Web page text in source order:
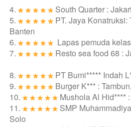
4.
South Quarter :
5.
PT. Jaya
Banten
6.
Lapas pemuda
7.
Resto sea food 68 :
8.
PT Bumi***** Indah
9.
Burger K*** :
10.
Mushola Al Hid****
11.
SMP
Solo